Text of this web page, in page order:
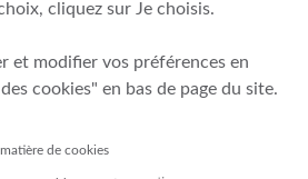
cliquez sur Je choisis.
et modifier vos préférences en
cookies" en bas de page du site.
de cookies